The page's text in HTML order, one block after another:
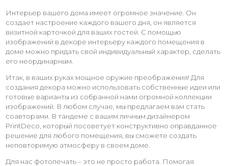
Интерьер вашего дома имеет огромное значение. Он
создает настроение каждого вашего дня, он является
визитной карточкой для ваших гостей. С помощью
изображений в декоре интерьеру каждого помещения в
доме можно придать свой индивидуальный характер, сделать
его неординарным.
Итак, в ваших руках мощное оружие преображения! Для
создания декора можно использовать собственные идеи или
готовые варианты из собранной нами огромной коллекции
изображений. В любом случае, мы предлагаем вам стать
соавторами. В тандеме с вашим личным дизайнером
PrintDeco, который посоветует конструктивно оправданное
решение для любого помещения, вы сможете создать
неповторимую атмосферу в своем доме.
Для нас фотопечать – это не просто работа. Помогая